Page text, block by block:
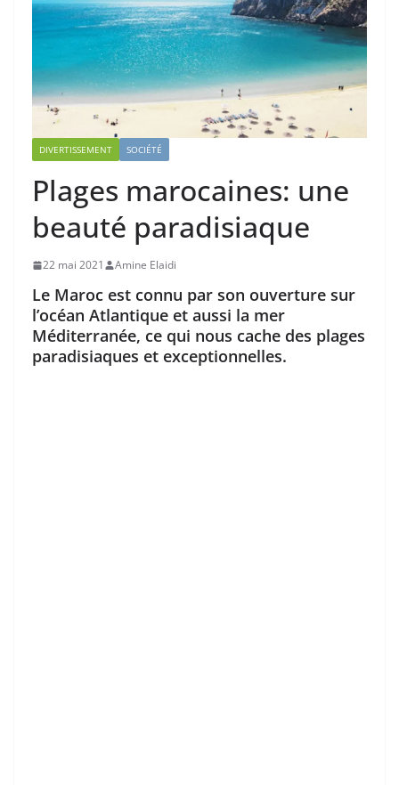
DIVERTISSEMENT SOCIÉTÉ
Plages marocaines: une
beauté paradisiaque
22 mai 2021 Amine Elaidi
Le Maroc est connu par son ouverture sur
l’océan Atlantique et aussi la mer
Méditerranée, ce qui nous cache des plages
paradisiaques et exceptionnelles.